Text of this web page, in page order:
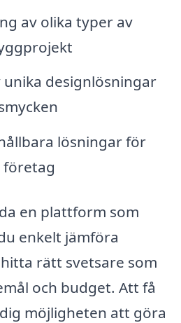
av olika typer av
designlösningar
lösningar för
en plattform som
enkelt jämföra
rätt svetsare som
och budget. Att få
möjligheten att göra